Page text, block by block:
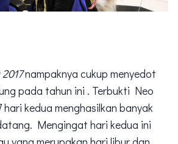
nampaknya cukup menyedot
pada tahun ini . Terbukti Neo
kedua menghasilkan banyak
Mengingat hari kedua ini